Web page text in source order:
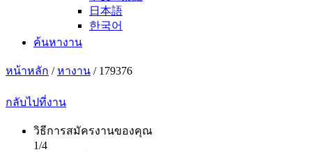
日本語
한국어
ค้นหางาน
หน้าหลัก /หางาน / 179376
กลับไปที่งาน
วิธีการสมัครงานของคุณ
1/4